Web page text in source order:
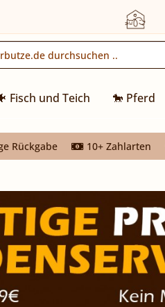
Fisch und Teich 🐎 Pferd
Rückgabe 10+ Zahlarten